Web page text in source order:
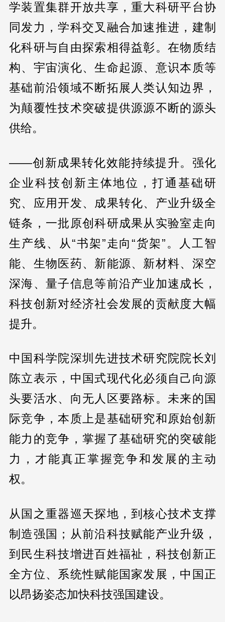
学装置集群开放共享，重大科研平台协
同发力，学科交叉融合加速推进，建制
化科研与自由探索相得益彰。在物质结
构、宇宙演化、生命起源、意识本质等
基础前沿领域不断拓展人类认知边界，
为颠覆性技术突破提供源源不断的源头
供给。
——创新成果转化效能持续提升。强化
企业科技创新主体地位，打通基础研
究、应用开发、成果转化、产业升级全
链条，一批原创科研成果从实验室走向
生产线、从“书架”走向“货架”。人工智
能、生物医药、新能源、新材料、深空
深海、量子信息等前沿产业加速成长，
科技创新对经济社会发展的贡献度大幅
提升。
中国科学院深圳先进技术研究院院长刘
陈立表示，中国式现代化必须自己向源
头要活水、向无人区要路标。未来的国
际竞争，本质上是基础研究和原始创新
能力的竞争，掌握了基础研究的突破能
力，才能真正掌握竞争和发展的主动
权。
从国之重器巡天探地，到核心技术支撑
制造强国；从前沿科技赋能产业升级，
到民生科技增进百姓福祉，科技创新正
全方位、系统性赋能国家发展，中国正
以昂扬姿态加快科技强国建设。